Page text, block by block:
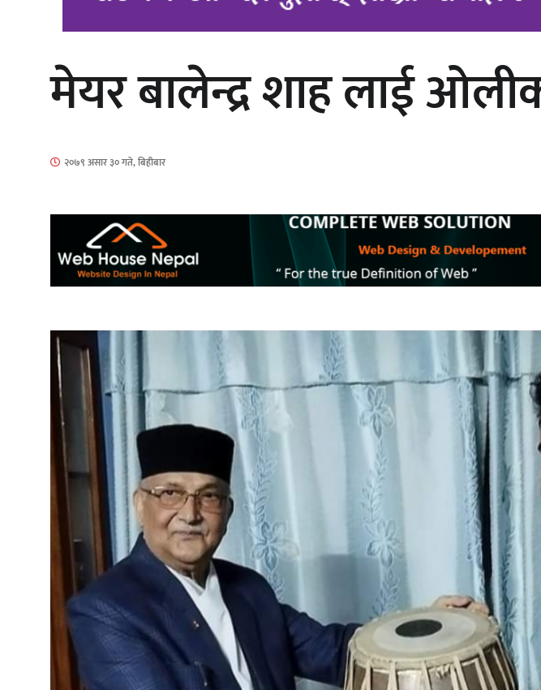
‘दुर्गा’ निर्माण गर्दै सम्राट
चलचित्र
गीत
गीति एल्बम ‘जागृति’ लोकार्पण
मेयर बालेन्द्र शाह लाई
२०७९ असार ३० गते, बिहीबार